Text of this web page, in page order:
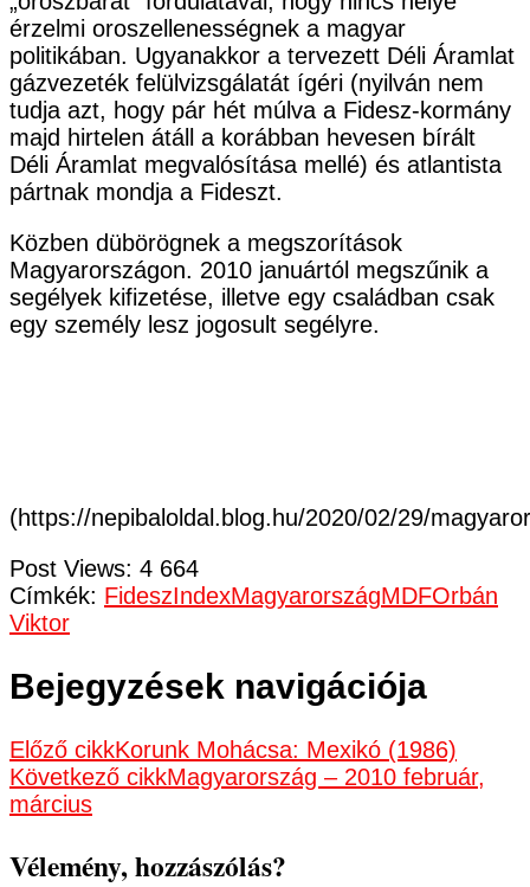
érzelmi oroszellenességnek a magyar
politikában. Ugyanakkor a tervezett Déli Áramlat
gázvezeték felülvizsgálatát ígéri (nyilván nem
tudja azt, hogy pár hét múlva a Fidesz-kormány
majd hirtelen átáll a korábban hevesen bírált
Déli Áramlat megvalósítása mellé) és atlantista
pártnak mondja a Fideszt.
Közben dübörögnek a megszorítások
Magyarországon. 2010 januártól megszűnik a
segélyek kifizetése, illetve egy családban csak
egy személy lesz jogosult segélyre.
(https://nepibaloldal.blog.hu/2020/02/29/
Post Views: 4 664
Címkék: FideszIndexMagyarországMDFOrbán
Viktor
Bejegyzések navigációja
Előző cikkKorunk Mohácsa: Mexikó (1986)
Következő cikkMagyarország – 2010 február,
március
Vélemény, hozzászólás?